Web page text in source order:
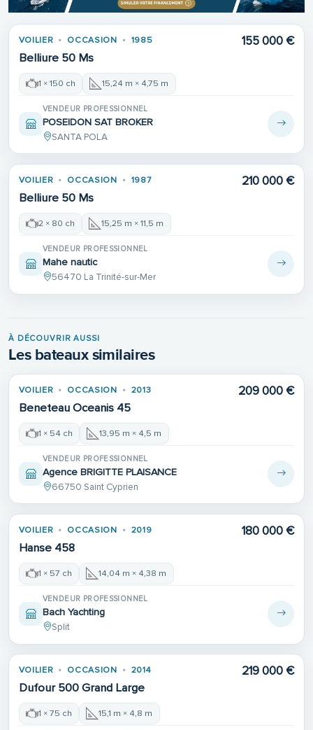
VOILIER OCCASION 1985
Belliure 50 Ms
155 000 €
1 × 150 ch 15,24 m × 4,75 m
VENDEUR PROFESSIONNEL
POSEIDON SAT BROKER
SANTA POLA
VOILIER OCCASION 1987
Belliure 50 Ms
210 000 €
2 × 80 ch 15,25 m × 11,5 m
VENDEUR PROFESSIONNEL
Mahe nautic
56470 La Trinité-sur-Mer
À DÉCOUVRIR AUSSI
Les bateaux similaires
VOILIER OCCASION 2013
Beneteau Oceanis 45
209 000 €
1 × 54 ch 13,95 m × 4,5 m
VENDEUR PROFESSIONNEL
Agence BRIGITTE PLAISANCE
66750 Saint Cyprien
VOILIER OCCASION 2019
Hanse 458
180 000 €
1 × 57 ch 14,04 m × 4,38 m
VENDEUR PROFESSIONNEL
Bach Yachting
Split
VOILIER OCCASION 2014
Dufour 500 Grand Large
219 000 €
1 × 75 ch 15,1 m × 4,8 m